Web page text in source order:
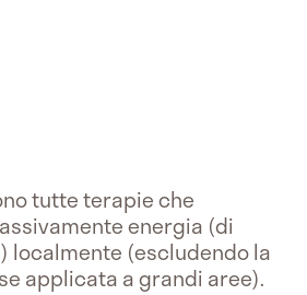
tutte terapie che
energia (di
localmente (escludendo la
se applicata a grandi aree).